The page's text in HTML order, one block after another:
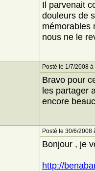
Il parvenait
douleurs de
mémorables
nous ne le
Posté le 1/7/2008
Bravo pour
les partager
encore
Posté le 30/6/2008
Bonjour , je
http://